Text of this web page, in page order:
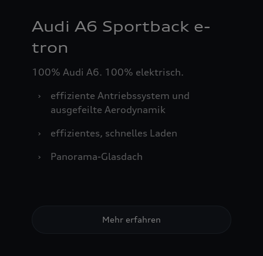
Audi A6 Sportback e-
tron
100% Audi A6. 100% elektrisch.
›
effiziente Antriebssystem und
ausgefeilte Aerodynamik
›
effizientes, schnelles Laden
›
Panorama-Glasdach
Mehr erfahren